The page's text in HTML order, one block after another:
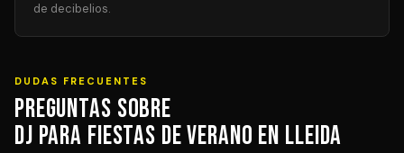
de decibelios.
DUDAS FRECUENTES
Preguntas sobre
DJ para Fiestas de Verano en Lleida